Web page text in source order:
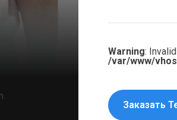
Warning:
/var/www/
Заказать